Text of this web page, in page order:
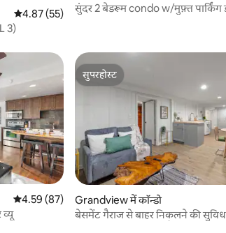
औसत रेटिंग 5 में से 4.87, 55 समीक्षाएँ
4.87 (55)
3)
सुंदर 2 बेडरूम condo w/मुफ़्त पार्किंग
औसत रेटिंग 5 में से 4.59, 87 समीक्षाएँ
4.59 (87)
व्यू
सुपरहोस्ट
सुपरहोस्ट
Grandview में कॉन्डो
बेसमेंट गैराज से बाहर निकलने की